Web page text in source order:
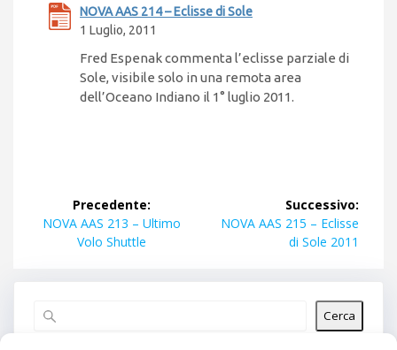
NOVA AAS 214 – Eclisse di Sole
1 Luglio, 2011
Fred Espenak commenta l’eclisse parziale di
Sole, visibile solo in una remota area
dell’Oceano Indiano il 1° luglio 2011.
Navigazione
articoli
Precedente:
Articolo
precedente:
NOVA AAS 213 – Ultimo
Volo Shuttle
Successivo:
Articolo
NOVA AAS 215 – Eclisse
di Sole 2011
Cerca